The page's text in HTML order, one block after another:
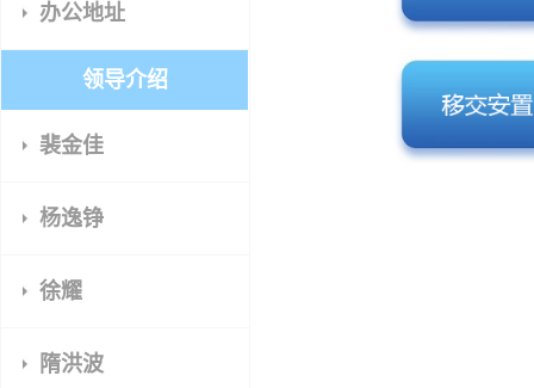
办公地址
领导介绍
裴金佳
杨逸铮
徐耀
隋洪波